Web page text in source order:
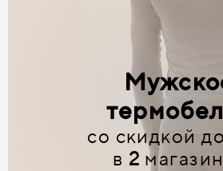
со скидкой до
в 2